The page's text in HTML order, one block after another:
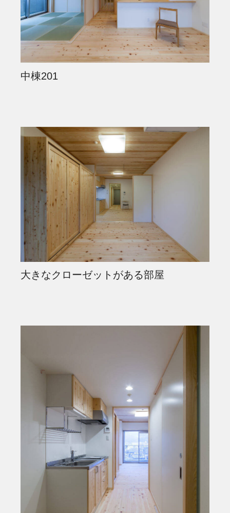
中棟201
大きなクローゼットがある部屋